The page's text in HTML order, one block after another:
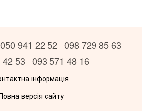
050 941 22 52 098 729 85 63
42 53 093 571 48 16
інформація
версія сайту